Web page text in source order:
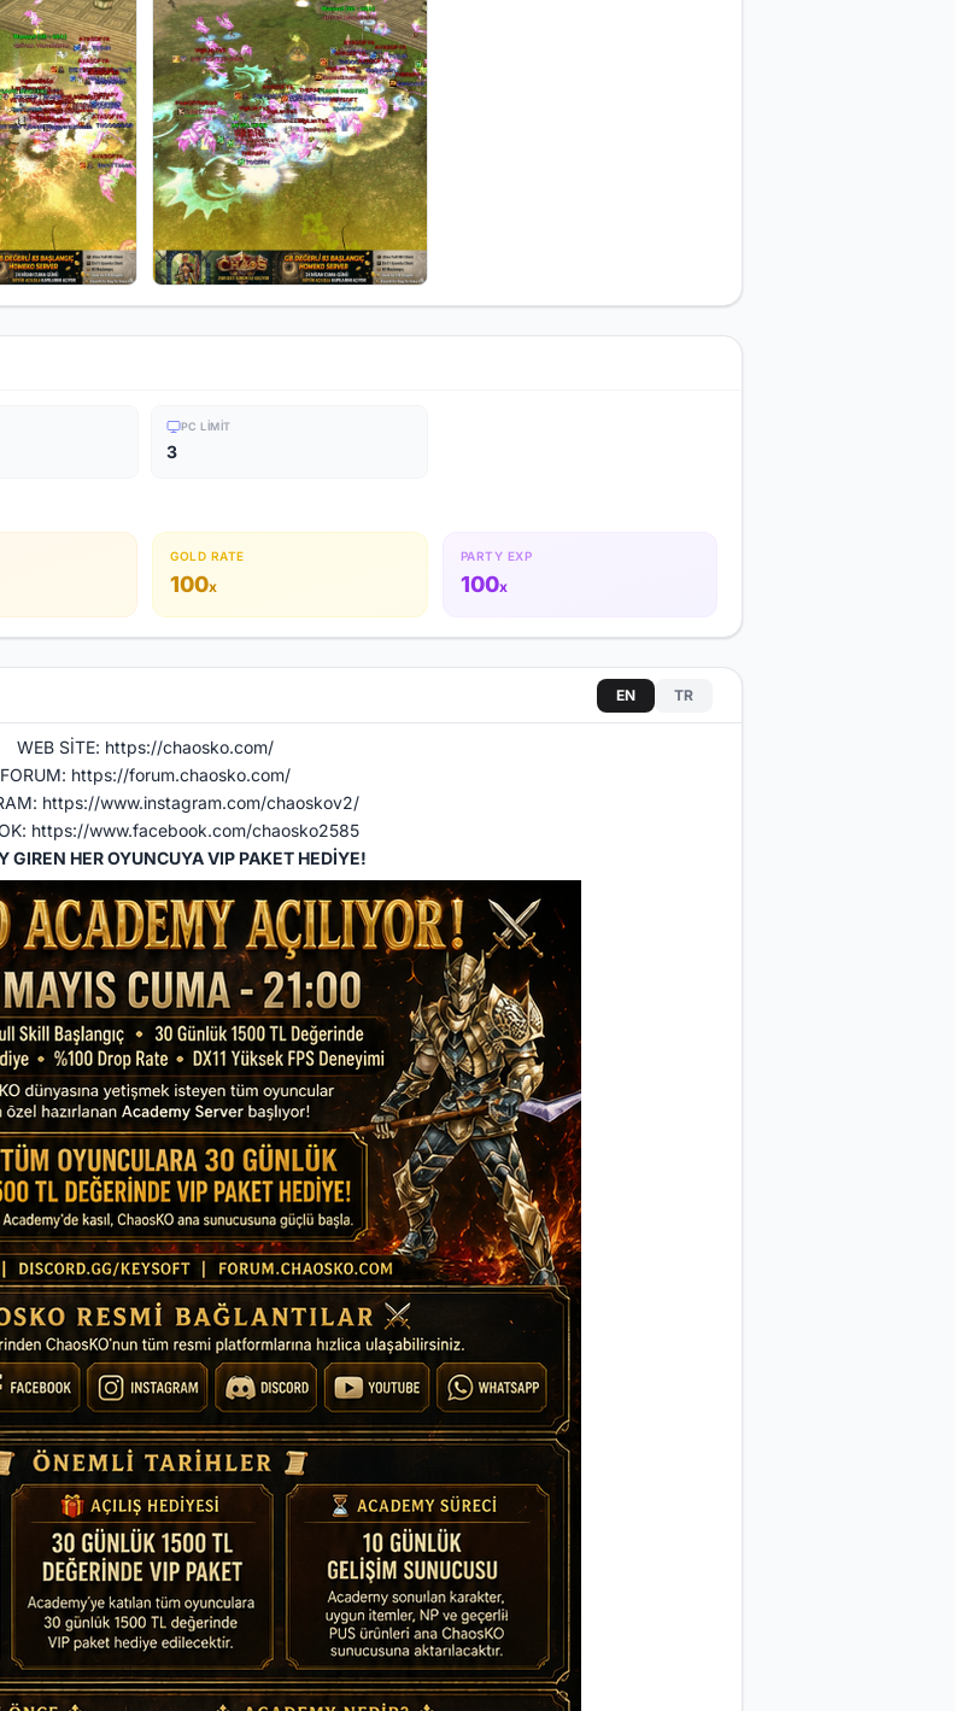
PC LIMIT
3
GOLD RATE
100x
PARTY EXP
100x
EN TR
WEB SİTE: https://chaosko.com/
FORUM: https://forum.chaosko.com/
https://www.instagram.com/chaoskov2/
https://www.facebook.com/chaosko2585
GIREN HER OYUNCUYA VIP PAKET HEDİYE!